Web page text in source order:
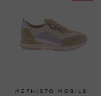
MEPHISTO MOBILS